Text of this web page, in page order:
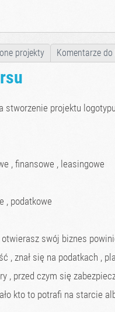
projekty Komentarze
stworzenie projektu
, finansowe , leasingowe
, podatkowe
swój biznes
, znał się na podatkach ,
, przed czym się
kto to potrafi na starcie